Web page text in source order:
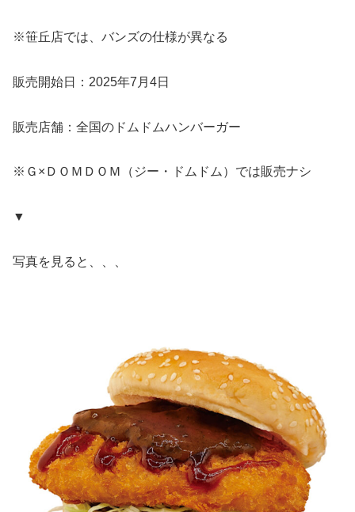
※笹丘店では、バンズの仕様が異なる
販売開始日：2025年7月4日
販売店舗：全国のドムドムハンバーガー
※Ｇ×ＤＯＭＤＯＭ（ジー・ドムドム）では販売ナシ
▼
写真を見ると、、、